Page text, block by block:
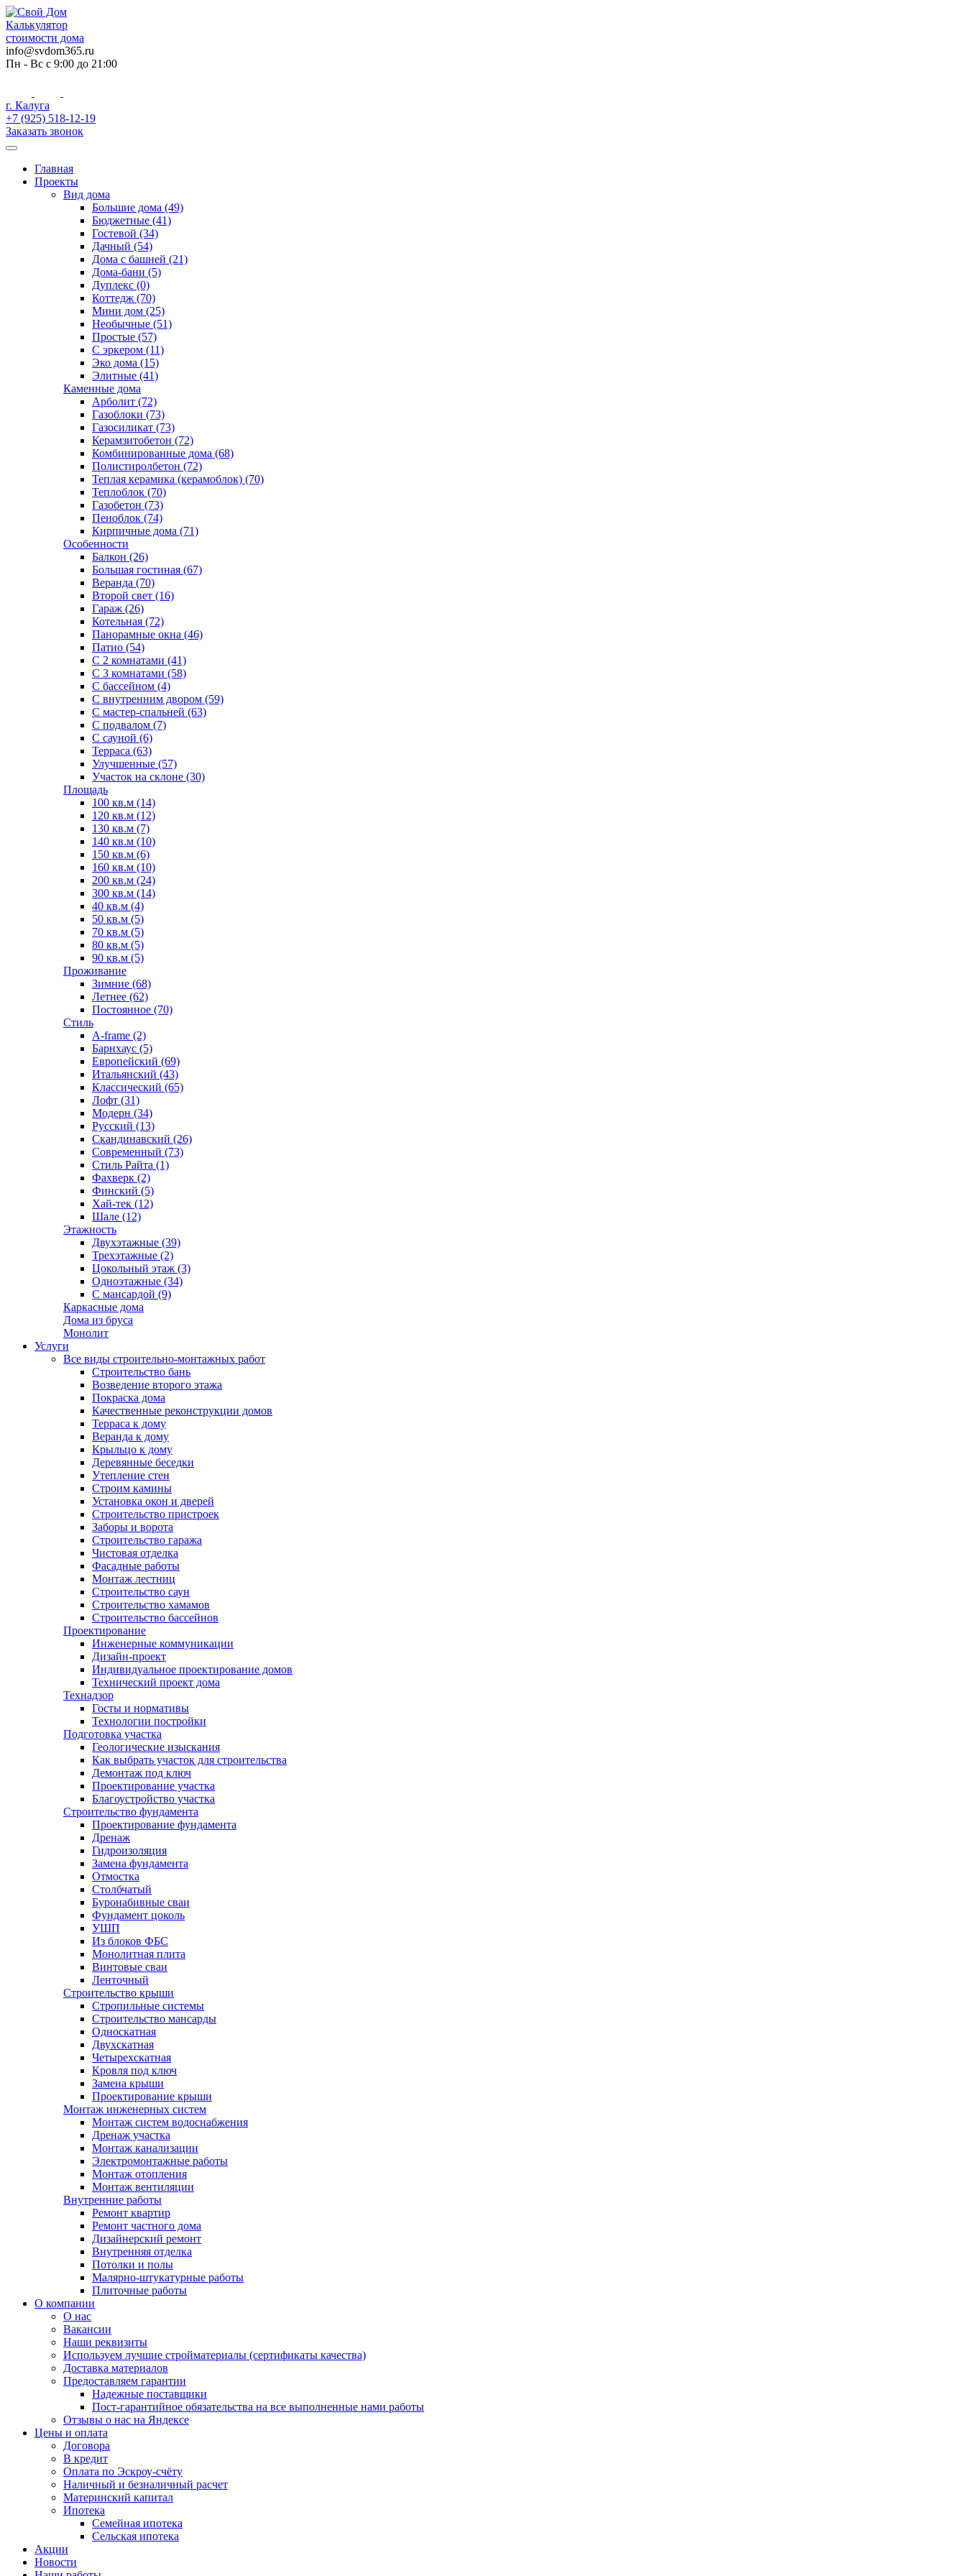
Skip
to
content
Калькулятор
стоимости дома
info@svdom365.ru
Пн - Вс с 9:00 до 21:00
г. Калуга
+7 (925) 518-12-19
Заказать звонок
Главная
Проекты
Вид дома
Большие дома (49)
Бюджетные (41)
Гостевой (34)
Дачный (54)
Дома с башней (21)
Дома-бани (5)
Дуплекс (0)
Коттедж (70)
Мини дом (25)
Необычные (51)
Простые (57)
С эркером (11)
Эко дома (15)
Элитные (41)
Каменные дома
Арболит (72)
Газоблоки (73)
Газосиликат (73)
Керамзитобетон (72)
Комбинированные дома (68)
Полистиролбетон (72)
Теплая керамика (керамоблок) (70)
Теплоблок (70)
Газобетон (73)
Пеноблок (74)
Кирпичные дома (71)
Особенности
Балкон (26)
Большая гостиная (67)
Веранда (70)
Второй свет (16)
Гараж (26)
Котельная (72)
Панорамные окна (46)
Патио (54)
С 2 комнатами (41)
С 3 комнатами (58)
С бассейном (4)
С внутренним двором (59)
С мастер-спальней (63)
С подвалом (7)
С сауной (6)
Терраса (63)
Улучшенные (57)
Участок на склоне (30)
Площадь
100 кв.м (14)
120 кв.м (12)
130 кв.м (7)
140 кв.м (10)
150 кв.м (6)
160 кв.м (10)
200 кв.м (24)
300 кв.м (14)
40 кв.м (4)
50 кв.м (5)
70 кв.м (5)
80 кв.м (5)
90 кв.м (5)
Проживание
Зимние (68)
Летнее (62)
Постоянное (70)
Стиль
A-frame (2)
Барнхаус (5)
Европейский (69)
Итальянский (43)
Классический (65)
Лофт (31)
Модерн (34)
Русский (13)
Скандинавский (26)
Современный (73)
Стиль Райта (1)
Фахверк (2)
Финский (5)
Хай-тек (12)
Шале (12)
Этажность
Двухэтажные (39)
Трехэтажные (2)
Цокольный этаж (3)
Одноэтажные (34)
С мансардой (9)
Каркасные дома
Дома из бруса
Монолит
Услуги
Все виды строительно-монтажных работ
Строительство бань
Возведение второго этажа
Покраска дома
Качественные реконструкции домов
Терраса к дому
Веранда к дому
Крыльцо к дому
Деревянные беседки
Утепление стен
Строим камины
Установка окон и дверей
Строительство пристроек
Заборы и ворота
Строительство гаража
Чистовая отделка
Фасадные работы
Монтаж лестниц
Строительство саун
Строительство хамамов
Строительство бассейнов
Проектирование
Инженерные коммуникации
Дизайн-проект
Индивидуальное проектирование домов
Технический проект дома
Технадзор
Госты и нормативы
Технологии постройки
Подготовка участка
Геологические изыскания
Как выбрать участок для строительства
Демонтаж под ключ
Проектирование участка
Благоустройство участка
Строительство фундамента
Проектирование фундамента
Дренаж
Гидроизоляция
Замена фундамента
Отмостка
Столбчатый
Буронабивные сваи
Фундамент цоколь
УШП
Из блоков ФБС
Монолитная плита
Винтовые сваи
Ленточный
Строительство крыши
Стропильные системы
Строительство мансарды
Односкатная
Двухскатная
Четырехскатная
Кровля под ключ
Замена крыши
Проектирование крыши
Монтаж инженерных систем
Монтаж систем водоснабжения
Дренаж участка
Монтаж канализации
Электромонтажные работы
Монтаж отопления
Монтаж вентиляции
Внутренние работы
Ремонт квартир
Ремонт частного дома
Дизайнерский ремонт
Внутренняя отделка
Потолки и полы
Малярно-штукатурные работы
Плиточные работы
О компании
О нас
Вакансии
Наши реквизиты
Используем лучшие стройматериалы (сертификаты качества)
Доставка материалов
Предоставляем гарантии
Надежные поставщики
Пост-гарантийное обязательства на все выполненные нами работы
Отзывы о нас на Яндексе
Цены и оплата
Договора
В кредит
Оплата по Эскроу-счёту
Наличный и безналичный расчет
Материнский капитал
Ипотека
Семейная ипотека
Сельская ипотека
Акции
Новости